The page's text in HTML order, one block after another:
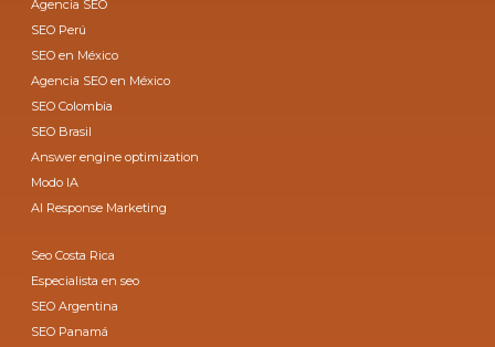
Agencia SEO
SEO Perú
SEO en México
Agencia SEO en México
SEO Colombia
SEO Brasil
Answer engine optimization
Modo IA
AI Response Marketing
Seo Costa Rica
Especialista en seo
SEO Argentina
SEO Panamá